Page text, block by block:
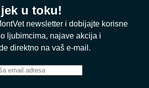
u toku!
newsletter i dobijajte korisne
ljubimcima, najave akcija i
direktno na vaš e-mail.